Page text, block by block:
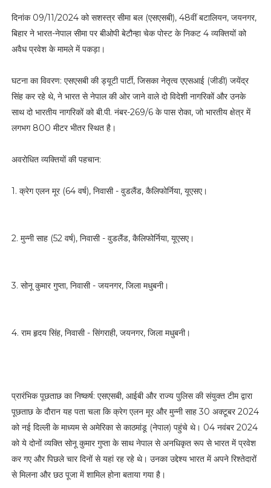
दिनांक 09/11/2024 को सशस्त्र सीमा बल (एसएसबी), 48वीं बटालियन, जयनगर,
बिहार ने भारत-नेपाल सीमा पर बीओपी बेटौन्हा चेक पोस्ट के निकट 4 व्यक्तियों को
अवैध प्रवेश के मामले में पकड़ा।
घटना का विवरण: एसएसबी की ड्यूटी पार्टी, जिसका नेतृत्व एएसआई (जीडी) जयेंद्र
सिंह कर रहे थे, ने भारत से नेपाल की ओर जाने वाले दो विदेशी नागरिकों और उनके
साथ दो भारतीय नागरिकों को बी.पी. नंबर-269/6 के पास रोका, जो भारतीय क्षेत्र में
लगभग 800 मीटर भीतर स्थित है।
अवरोधित व्यक्तियों की पहचान:
1. क्रेग एलन मूर (64 वर्ष), निवासी - वुडलैंड, कैलिफोर्निया, यूएसए।
2. मुन्नी साह (52 वर्ष), निवासी - वुडलैंड, कैलिफोर्निया, यूएसए।
3. सोनू कुमार गुप्ता, निवासी - जयनगर, जिला मधुबनी।
4. राम हृदय सिंह, निवासी - सिंगराही, जयनगर, जिला मधुबनी।
प्रारंभिक पूछताछ का निष्कर्ष: एसएसबी, आईबी और राज्य पुलिस की संयुक्त टीम द्वारा
पूछताछ के दौरान यह पता चला कि क्रेग एलन मूर और मुन्नी साह 30 अक्टूबर 2024
को नई दिल्ली के माध्यम से अमेरिका से काठमांडू (नेपाल) पहुंचे थे। 04 नवंबर 2024
को ये दोनों व्यक्ति सोनू कुमार गुप्ता के साथ नेपाल से अनधिकृत रूप से भारत में प्रवेश
कर गए और पिछले चार दिनों से यहां रह रहे थे। उनका उद्देश्य भारत में अपने रिश्तेदारों
से मिलना और छठ पूजा में शामिल होना बताया गया है।